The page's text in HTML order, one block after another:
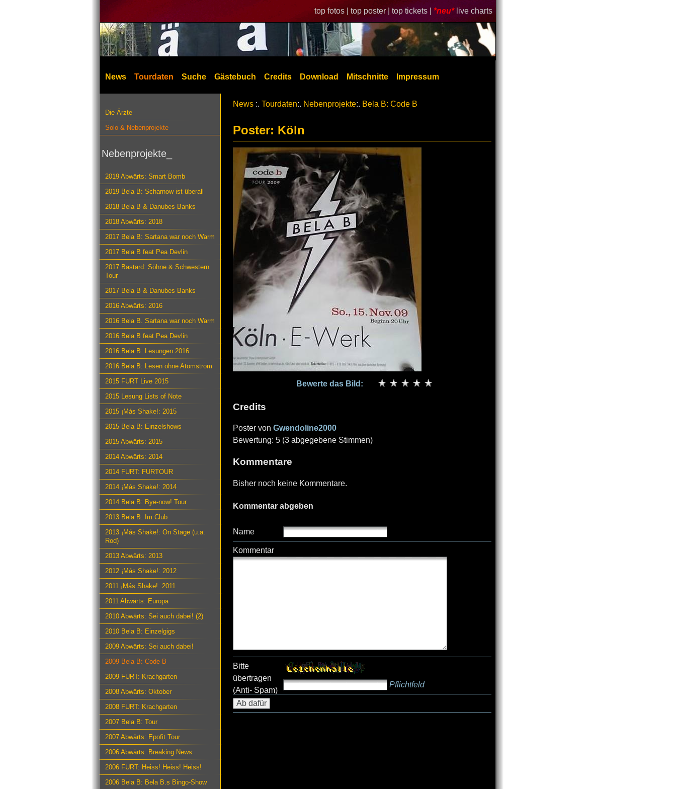
top fotos | top poster | top tickets | *neu* live charts
News Tourdaten Suche Gästebuch Credits Download Mitschnitte Impressum
Die Ärzte
Solo & Nebenprojekte
Nebenprojekte_
2019 Abwärts: Smart Bomb
2019 Bela B: Scharnow ist überall
2018 Bela B & Danubes Banks
2018 Abwärts: 2018
2017 Bela B: Sartana war noch Warm
2017 Bela B feat Pea Devlin
2017 Bastard: Söhne & Schwestern
Tour
2017 Bela B & Danubes Banks
2016 Abwärts: 2016
2016 Bela B. Sartana war noch Warm
2016 Bela B feat Pea Devlin
2016 Bela B: Lesungen 2016
2016 Bela B: Lesen ohne Atomstrom
2015 FURT Live 2015
2015 Lesung Lists of Note
2015 ¡Más Shake!: 2015
2015 Bela B: Einzelshows
2015 Abwärts: 2015
2014 Abwärts: 2014
2014 FURT: FURTOUR
2014 ¡Más Shake!: 2014
2014 Bela B: Bye-now! Tour
2013 Bela B: Im Club
2013 ¡Más Shake!: On Stage (u.a.
Rod)
2013 Abwärts: 2013
2012 ¡Más Shake!: 2012
2011 ¡Más Shake!: 2011
2011 Abwärts: Europa
2010 Abwärts: Sei auch dabei! (2)
2010 Bela B: Einzelgigs
2009 Abwärts: Sei auch dabei!
2009 Bela B: Code B
2009 FURT: Krachgarten
2008 Abwärts: Oktober
2008 FURT: Krachgarten
2007 Bela B: Tour
2007 Abwärts: Epofit Tour
2006 Abwärts: Breaking News
2006 FURT: Heiss! Heiss! Heiss!
2006 Bela B: Bela B.s Bingo-Show
News :. Tourdaten:. Nebenprojekte:. Bela B: Code B
Poster: Köln
Bewerte das Bild:
Credits
Poster von Gwendoline2000
Bewertung: 5 (3 abgegebene Stimmen)
Kommentare
Bisher noch keine Kommentare.
Kommentar abgeben
Name
Kommentar
Bitte
übertragen
(Anti- Spam)
Pflichtfeld